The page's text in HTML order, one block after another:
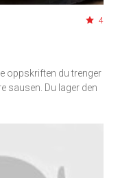
4
oppskriften du trenger
sausen. Du lager den